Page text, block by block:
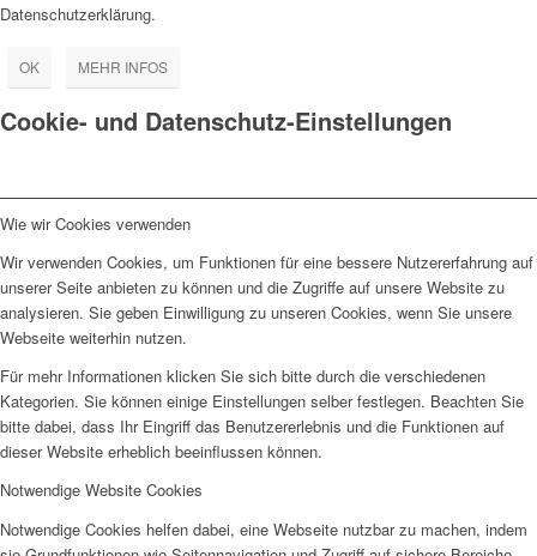
Datenschutzerklärung.
OK MEHR INFOS
Cookie- und Datenschutz-Einstellungen
Wie wir Cookies verwenden
Wir verwenden Cookies, um Funktionen für eine bessere Nutzererfahrung auf
unserer Seite anbieten zu können und die Zugriffe auf unsere Website zu
analysieren. Sie geben Einwilligung zu unseren Cookies, wenn Sie unsere
Webseite weiterhin nutzen.
Für mehr Informationen klicken Sie sich bitte durch die verschiedenen
Kategorien. Sie können einige Einstellungen selber festlegen. Beachten Sie
bitte dabei, dass Ihr Eingriff das Benutzererlebnis und die Funktionen auf
dieser Website erheblich beeinflussen können.
Notwendige Website Cookies
Notwendige Cookies helfen dabei, eine Webseite nutzbar zu machen, indem